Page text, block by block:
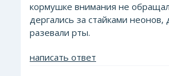
кормушке внимания не
дергались за стайками
разевали рты.
написать ответ